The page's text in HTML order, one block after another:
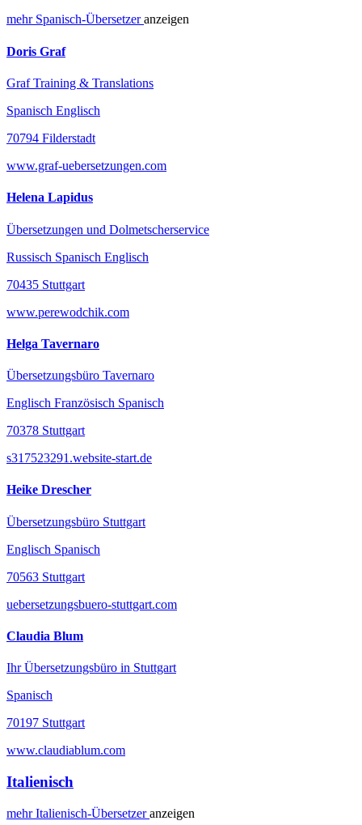
mehr Spanisch-Übersetzeranzeigen
Doris Graf
Graf Training & Translations
Spanisch Englisch
70794 Filderstadt
www.graf-uebersetzungen.com
Helena Lapidus
Übersetzungen und Dolmetscherservice
Russisch Spanisch Englisch
70435 Stuttgart
www.perewodchik.com
Helga Tavernaro
Übersetzungsbüro Tavernaro
Englisch Französisch Spanisch
70378 Stuttgart
s317523291.website-start.de
Heike Drescher
Übersetzungsbüro Stuttgart
Englisch Spanisch
70563 Stuttgart
uebersetzungsbuero-stuttgart.com
Claudia Blum
Ihr Übersetzungsbüro in Stuttgart
Spanisch
70197 Stuttgart
www.claudiablum.com
Italienisch
mehrItalienisch-Übersetzeranzeigen